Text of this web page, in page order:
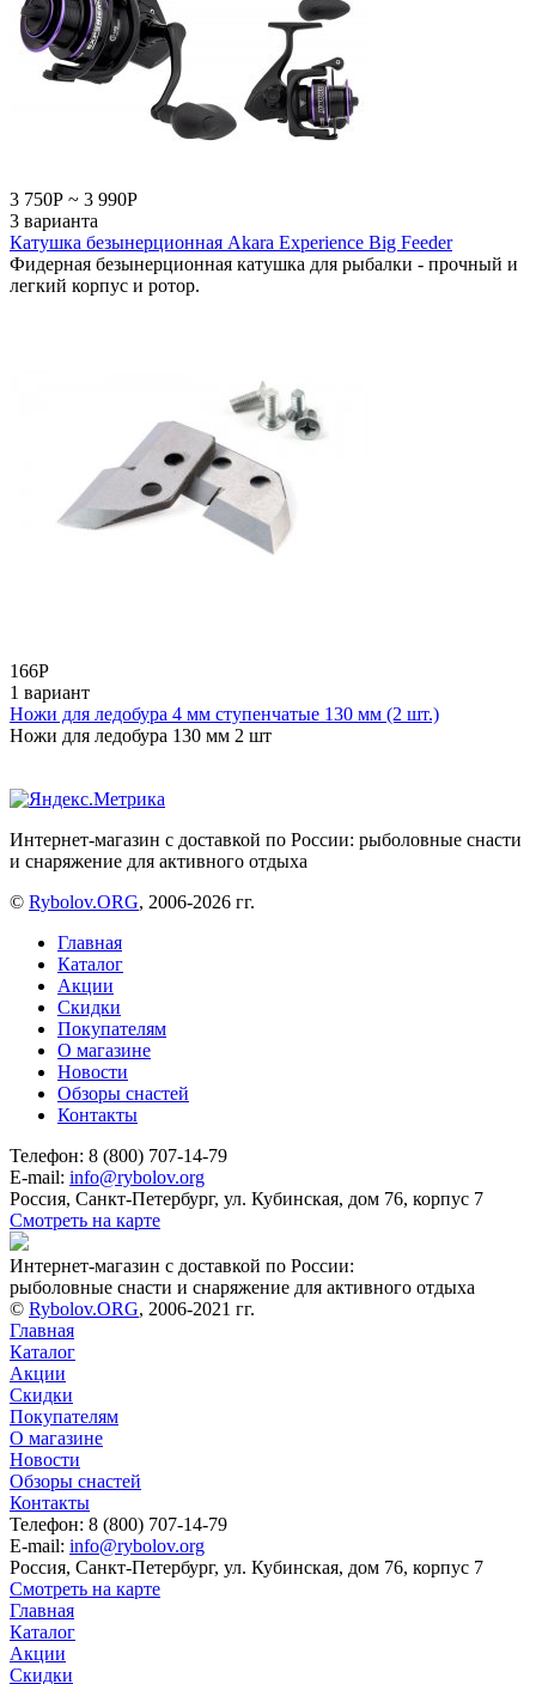
3 750Р ~ 3 990Р
3 варианта
Катушка безынерционная Akara Experience Big Feeder
Фидерная безынерционная катушка для рыбалки - прочный и
легкий корпус и ротор.
166Р
1 вариант
Ножи для ледобура 4 мм ступенчатые 130 мм (2 шт.)
Ножи для ледобура 130 мм 2 шт
Интернет-магазин с доставкой по России: рыболовные снасти
и снаряжение для активного отдыха
© Rybolov.ORG, 2006-2026 гг.
Главная
Каталог
Акции
Скидки
Покупателям
О магазине
Новости
Обзоры снастей
Контакты
Телефон: 8 (800) 707-14-79
E-mail: info@rybolov.org
Россия, Санкт-Петербург, ул. Кубинская, дом 76, корпус 7
Смотреть на карте
Интернет-магазин с доставкой по России:
рыболовные снасти и снаряжение для активного отдыха
© Rybolov.ORG, 2006-2021 гг.
Главная
Каталог
Акции
Скидки
Покупателям
О магазине
Новости
Обзоры снастей
Контакты
Телефон: 8 (800) 707-14-79
E-mail: info@rybolov.org
Россия, Санкт-Петербург, ул. Кубинская, дом 76, корпус 7
Смотреть на карте
Главная
Каталог
Акции
Скидки